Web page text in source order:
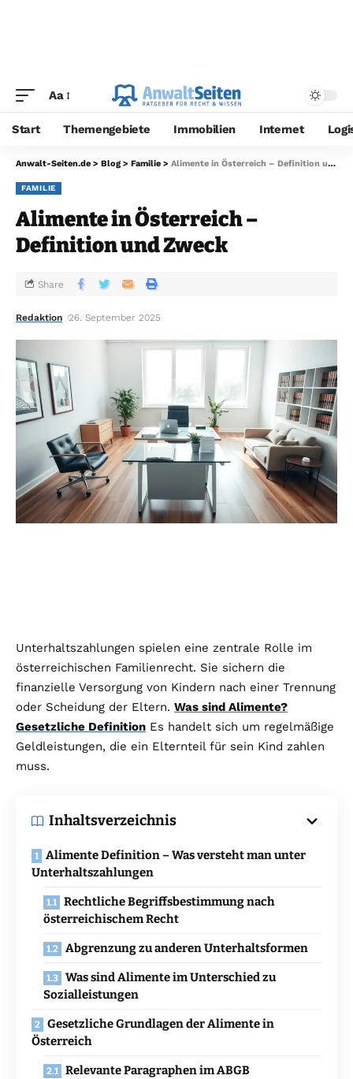
Aa
Start Themengebiete Immobilien Internet
Anwalt-Seiten.de > Blog > Familie > Alimente in Österreich – Definition und Zweck
FAMILIE
Alimente in Österreich –
Definition und Zweck
Redaktion 26. September 2025
Share
Unterhaltszahlungen spielen eine zentrale Rolle im
österreichischen Familienrecht. Sie sichern die
finanzielle Versorgung von Kindern nach einer Trennung
oder Scheidung der Eltern. Was sind Alimente?
Gesetzliche Definition Es handelt sich um regelmäßige
Geldleistungen, die ein Elternteil für sein Kind zahlen
muss.
Inhaltsverzeichnis
Alimente Definition – Was versteht man unter
Unterhaltszahlungen
Rechtliche Begriffsbestimmung nach
österreichischem Recht
Abgrenzung zu anderen Unterhaltsformen
Was sind Alimente im Unterschied zu
Sozialleistungen
Gesetzliche Grundlagen der Alimente in
Österreich
Relevante Paragraphen im ABGB